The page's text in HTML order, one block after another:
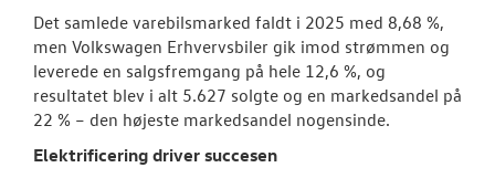
Det samlede varebilsmarked faldt i 2025 med 8,68 %,
men Volkswagen Erhvervsbiler gik imod strømmen og
leverede en salgsfremgang på hele 12,6 %, og
resultatet blev i alt 5.627 solgte og en markedsandel på
22 % – den højeste markedsandel nogensinde.
Elektrificering driver succesen